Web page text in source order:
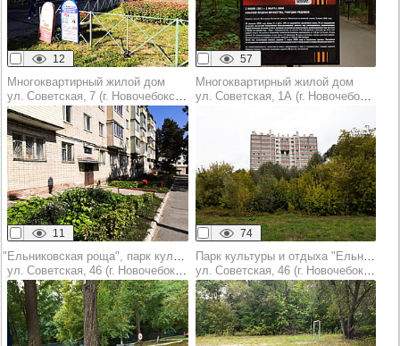
12 57
Многоквартирный жилой дом
ул. Советская, 7 (г. Новочебоксарск)
11
Многоквартирный жилой дом
ул. Советская, 1А (г. Новочебоксарск)
74
ул. Советская, 46 (г. Новочебоксарск)
Парк культуры и отдыха "Ельниковская роща "
ул. Советская, 46 (г. Новочебоксарск)